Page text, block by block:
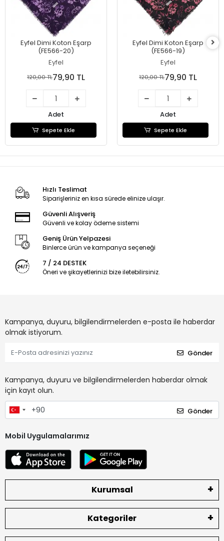
Eyfel Dimi Koton Eşarp
(FE566-20)
Eyfel
120,00 TL79,90 TL
Adet
Sepete Ekle
Eyfel Dimi Koton Eşarp
(FE566-19)
Eyfel
120,00 TL79,90 TL
Adet
Sepete Ekle
Hızlı Teslimat
Siparişleriniz en kısa sürede elinize ulaşır.
Güvenli Alışveriş
Güvenli ve kolay ödeme sistemi
Geniş Ürün Yelpazesi
Binlerce ürün ve kampanya seçeneği
7 / 24 DESTEK
Öneri ve şikayetlerinizi bize iletebilirsiniz.
Kampanya, duyuru, bilgilendirmelerden e-posta ile haberdar
olmak istiyorum.
Gönder
Kampanya, duyuru ve bilgilendirmelerden haberdar olmak
için kayıt olun.
Gönder
Mobil Uygulamalarımız
Kurumsal
Kategoriler